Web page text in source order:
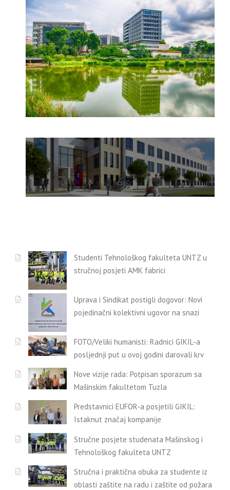
Studenti Tehnološkog fakulteta UNTZ u
stručnoj posjeti AMK fabrici
Uprava i Sindikat postigli dogovor: Novi
pojedinačni kolektivni ugovor na snazi
FOTO/Veliki humanisti: Radnici GIKIL-a
posljednji put u ovoj godini darovali krv
Nove vizije rada: Potpisan sporazum sa
Mašinskim fakultetom Tuzla
Predstavnici EUFOR-a posjetili GIKIL:
Istaknut značaj kompanije
Stručne posjete studenata Mašinskog i
Tehnološkog fakulteta UNTZ
Stručna i praktična obuka za studente iz
oblasti zaštite na radu i zaštite od požara